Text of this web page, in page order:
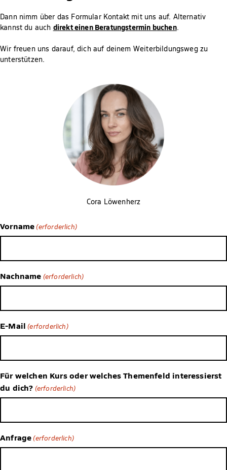
Dann nimm über das Formular Kontakt mit uns auf. Alternativ
kannst du auch direkt einen Beratungstermin buchen.
Wir freuen uns darauf, dich auf deinem Weiterbildungsweg zu
unterstützen.
Cora Löwenherz
Vorname (erforderlich)
Nachname (erforderlich)
E-Mail (erforderlich)
Für welchen Kurs oder welches Themenfeld interessierst
du dich? (erforderlich)
Anfrage (erforderlich)